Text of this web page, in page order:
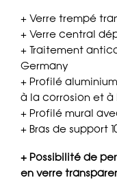
+ Verre trempé
+ Verre central
+ Traitement
Germany
+ Profilé
à la corrosion et à
+ Profilé mural
+ Bras de support
+ Possibilité de
en verre